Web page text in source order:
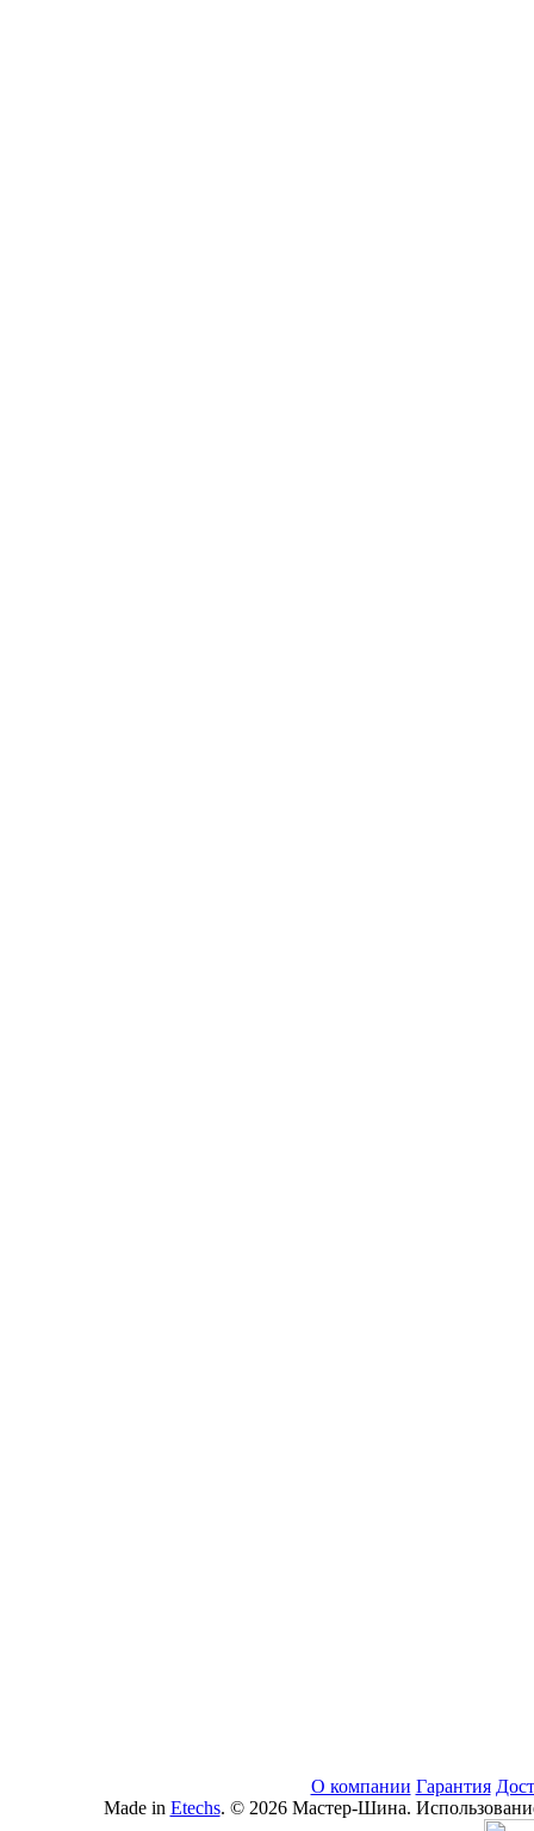
О компании Гарантия
Made in Etechs. © 2026 Мастер-Шина.